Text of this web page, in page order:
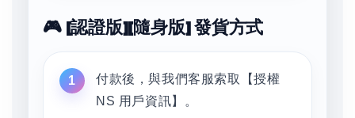
🎮 [認證版][隨身版] 發貨方式
付款後，與我們客服索取【授權
NS 用戶資訊】。